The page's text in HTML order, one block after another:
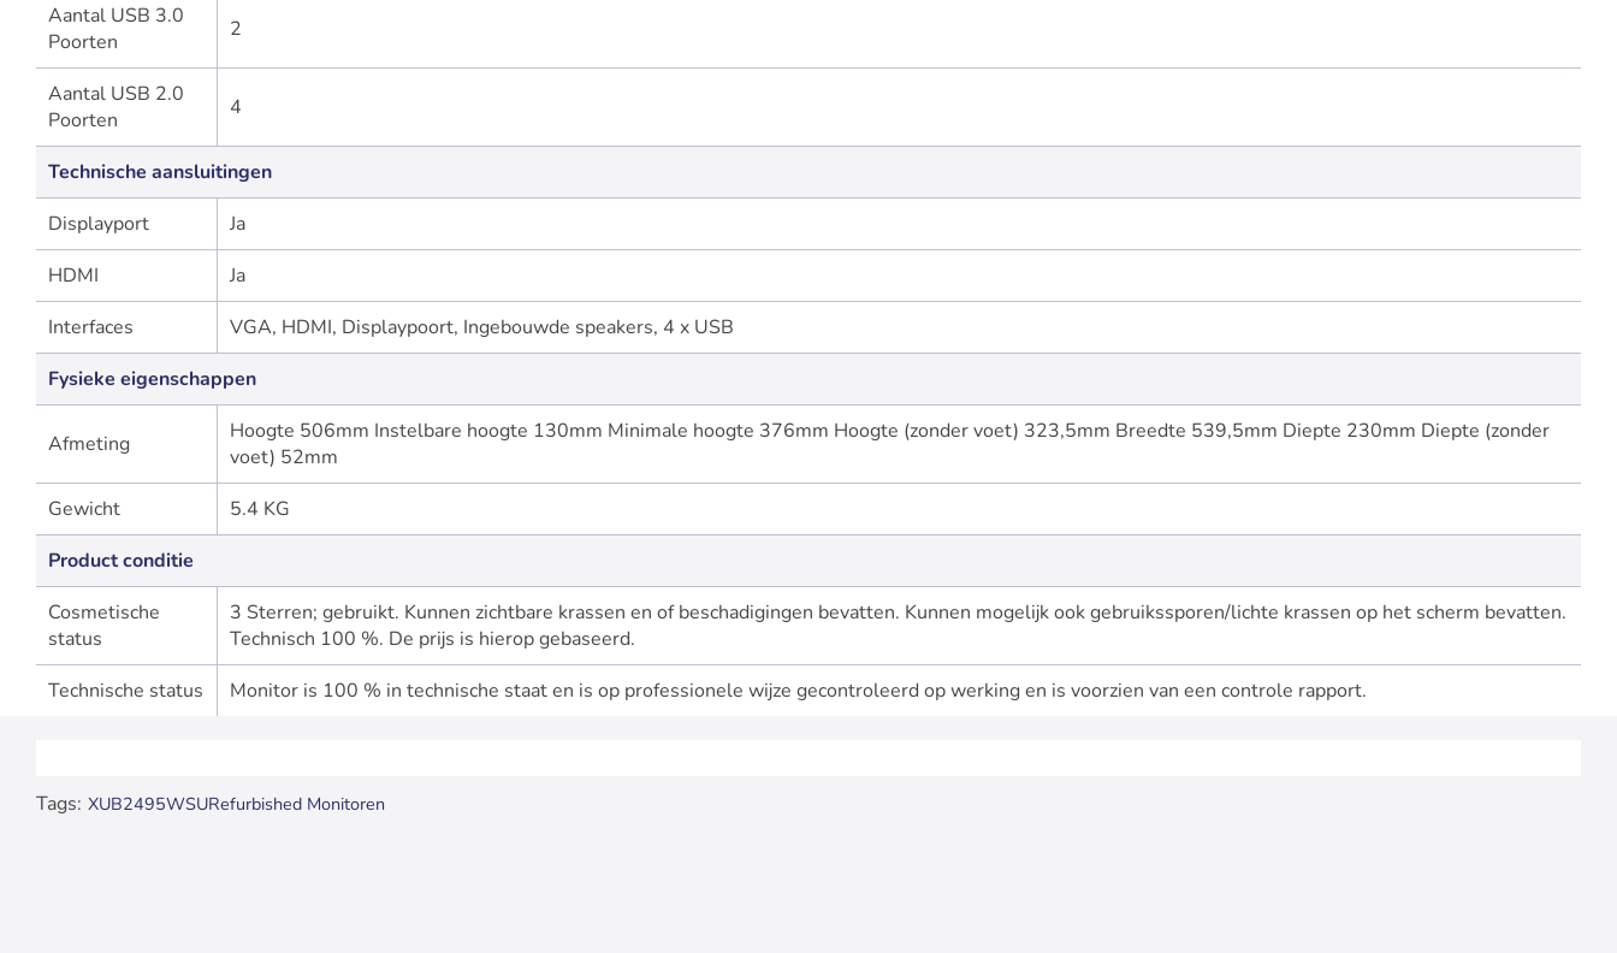
Aantal USB 3.0
Poorten
2
Aantal USB 2.0
Poorten
4
Technische aansluitingen
Displayport
Ja
HDMI
Ja
Interfaces
VGA, HDMI, Displaypoort, Ingebouwde speakers, 4 x USB
Fysieke eigenschappen
Afmeting
Hoogte 506mm Instelbare hoogte 130mm Minimale hoogte 376mm Hoogte (zonder voet) 323,5mm Breedte 539,5mm Diepte 230mm Diepte (zonder
voet) 52mm
Gewicht
5.4 KG
Product conditie
Cosmetische
status
3 Sterren; gebruikt. Kunnen zichtbare krassen en of beschadigingen bevatten. Kunnen mogelijk ook gebruikssporen/lichte krassen op het scherm bevatten.
Technisch 100 %. De prijs is hierop gebaseerd.
Technische status
Monitor is 100 % in technische staat en is op professionele wijze gecontroleerd op werking en is voorzien van een controle rapport.
Tags: XUB2495WSURefurbished Monitoren